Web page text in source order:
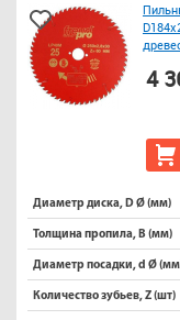
4
Диаметр диска, D Ø (мм)
Толщина пропила, B (мм)
Диаметр посадки, d Ø
Количество зубьев, Z (шт)